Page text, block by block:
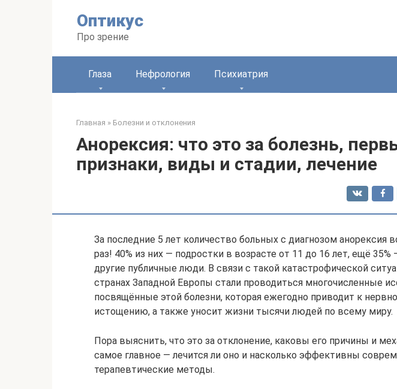
Оптикус
Про зрение
Глаза Нефрология Психиатрия
Главная » Болезни и отклонения
Анорексия: что это за болезнь,
признаки, виды и стадии, лечение
За последние 5 лет количество больных с диагнозом анорексия
раз! 40% из них — подростки в возрасте от 11 до 16 лет, ещё
другие публичные люди. В связи с такой катастрофической
странах Западной Европы стали проводиться многочисленные
посвящённые этой болезни, которая ежегодно приводит к
истощению, а также уносит жизни тысячи людей по всему миру.
Пора выяснить, что это за отклонение, каковы его причины и
самое главное — лечится ли оно и насколько эффективны
терапевтические методы.